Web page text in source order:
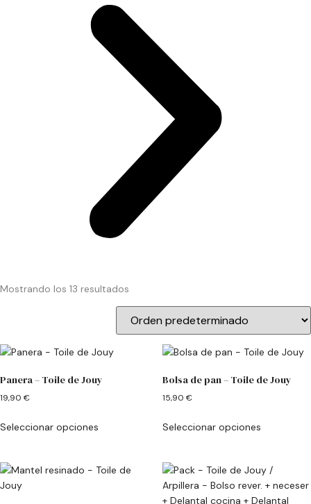
Mostrando los 13 resultados
Panera – Toile de Jouy
19,90 €
Seleccionar opciones
Bolsa de pan – Toile de Jouy
15,90 €
Seleccionar opciones